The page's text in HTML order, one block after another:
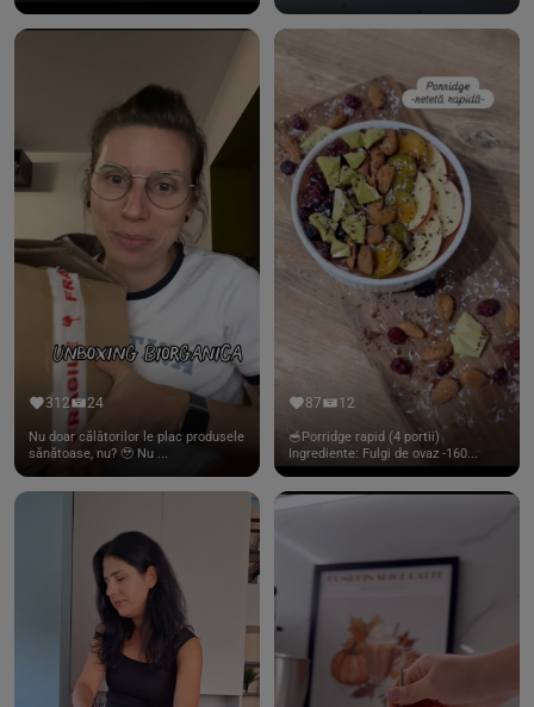
312 24
Nu doar călătorilor le plac produsele
sănătoase, nu? 🥹 Nu ...
87 12
🥣Porridge rapid (4 portii)
Ingrediente: Fulgi de ovaz -160...